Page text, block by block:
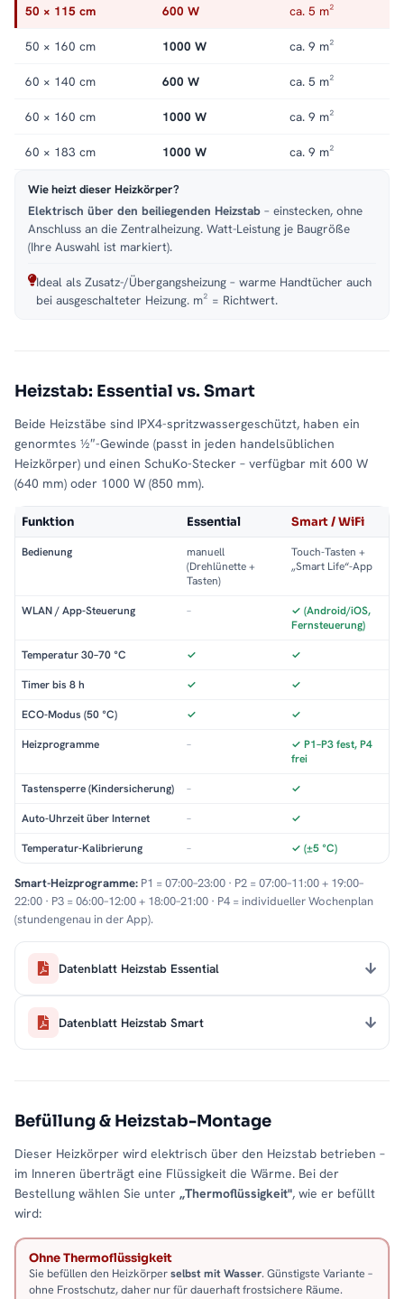
Handtuchheizkörper elektrisch.
50 × 115 cm 600 W ca. 5 m²
50 × 160 cm 1000 W ca. 9 m²
60 × 140 cm 600 W ca. 5 m²
60 × 160 cm 1000 W ca. 9 m²
60 × 183 cm 1000 W ca. 9 m²
Wie heizt dieser Heizkörper?
Elektrisch über den beiliegenden Heizstab – einstecken, ohne
Anschluss an die Zentralheizung. Watt-Leistung je Baugröße
(Ihre Auswahl ist markiert).
Ideal als Zusatz-/Übergangsheizung – warme Handtücher auch
bei ausgeschalteter Heizung. m² = Richtwert.
Heizstab: Essential vs. Smart
Beide Heizstäbe sind IPX4-spritzwassergeschützt, haben ein
genormtes ½″-Gewinde (passt in jeden handelsüblichen
Heizkörper) und einen SchuKo-Stecker – verfügbar mit 600 W
(640 mm) oder 1000 W (850 mm).
Funktion Essential Smart / WiFi
Bedienung
manuell
(Drehlünette +
Tasten)
Touch-Tasten +
„Smart Life“-App
WLAN / App-Steuerung –
✓ (Android/iOS,
Fernsteuerung)
Temperatur 30–70 °C ✓ ✓
Timer bis 8 h ✓ ✓
ECO-Modus (50 °C) ✓ ✓
Heizprogramme –
✓ P1–P3 fest, P4
frei
Tastensperre (Kindersicherung) – ✓
Auto-Uhrzeit über Internet – ✓
Temperatur-Kalibrierung – ✓ (±5 °C)
Smart-Heizprogramme: P1 = 07:00–23:00 · P2 = 07:00–11:00 + 19:00–
22:00 · P3 = 06:00–12:00 + 18:00–21:00 · P4 = individueller Wochenplan
(stundengenau in der App).
Datenblatt Heizstab Essential
Datenblatt Heizstab Smart
Befüllung & Heizstab-Montage
Dieser Heizkörper wird elektrisch über den Heizstab betrieben –
im Inneren überträgt eine Flüssigkeit die Wärme. Bei der
Bestellung wählen Sie unter „Thermoflüssigkeit", wie er befüllt
wird:
Ohne Thermoflüssigkeit
Sie befüllen den Heizkörperselbst mit Wasser. Günstigste Variante –
ohne Frostschutz, daher nur für dauerhaft frostsichere Räume.